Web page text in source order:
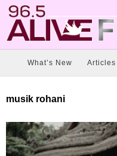
What’s New Articles
musik rohani